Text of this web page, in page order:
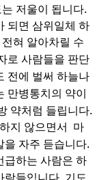
저울이 됩니다.
되면 삼위일체 하
혀 알아차릴 수
로 사람들을 판단
전에 벌써 하늘나
만병통치의 약이
약처럼 들립니다.
지 않으면서 마
을 자주 듣습니다.
급하는 사람은 하
람들입니다 기도